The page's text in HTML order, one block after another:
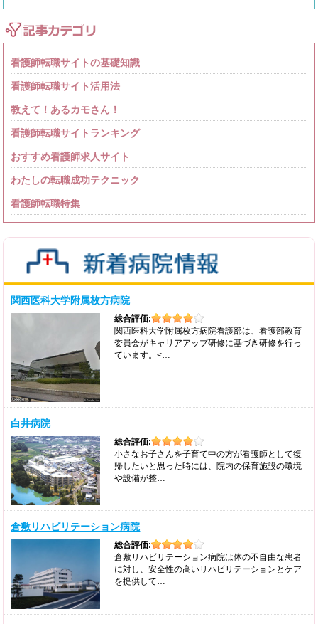
看護師転職サイトの基礎知識
看護師転職サイト活用法
教えて！あるカモさん！
看護師転職サイトランキング
おすすめ看護師求人サイト
わたしの転職成功テクニック
看護師転職特集
関西医科大学附属枚方病院
総合評価:
関西医科大学附属枚方病院看護部は、看護部教育
委員会がキャリアアップ研修に基づき研修を行っ
ています。<…
白井病院
総合評価:
小さなお子さんを子育て中の方が看護師として復
帰したいと思った時には、院内の保育施設の環境
や設備が整…
倉敷リハビリテーション病院
総合評価:
倉敷リハビリテーション病院は体の不自由な患者
に対し、安全性の高いリハビリテーションとケア
を提供して…